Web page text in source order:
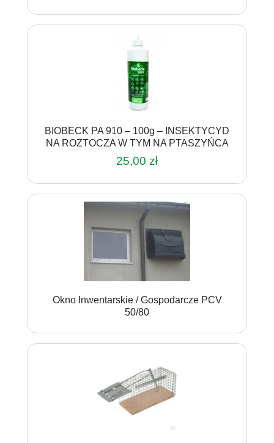
BIOBECK PA 910 – 100g – INSEKTYCYD
NA ROZTOCZA W TYM NA PTASZYŃCA
25,00 zł
Okno Inwentarskie / Gospodarcze PCV
50/80